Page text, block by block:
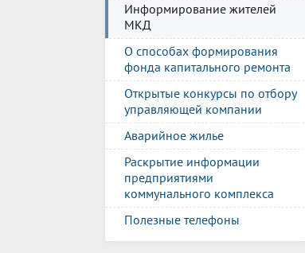
Информирование жителей
МКД
О способах формирования
фонда капитального ремонта
Открытые конкурсы по отбору
управляющей компании
Аварийное жилье
Раскрытие информации
предприятиями
коммунального комплекса
Полезные телефоны